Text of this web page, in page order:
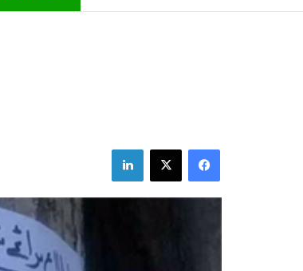
Facebook
X
LinkedIn